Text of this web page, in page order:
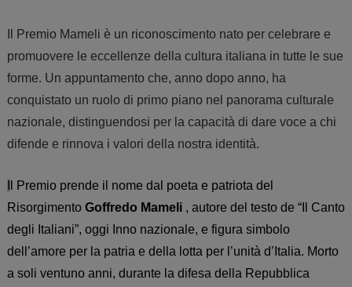
Il Premio Mameli è un riconoscimento nato per celebrare e
promuovere le eccellenze della cultura italiana in tutte le sue
forme. Un appuntamento che, anno dopo anno, ha
conquistato un ruolo di primo piano nel panorama culturale
nazionale, distinguendosi per la capacità di dare voce a chi
difende e rinnova i valori della nostra identità.
l Premio prende il nome dal poeta e patriota del
Risorgimento Goffredo Mameli, autore del testo de “Il Canto
degli Italiani”, oggi Inno nazionale, e figura simbolo
dell’amore per la patria e della lotta per l’unità d’Italia. Morto
a soli ventuno anni, durante la difesa della Repubblica